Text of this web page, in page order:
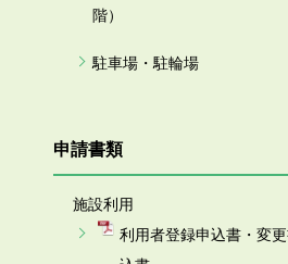
階）
駐車場・駐輪場
申請書類
施設利用
利用者登録申込書・変